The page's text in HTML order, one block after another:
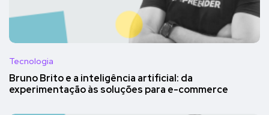
Tecnologia
Bruno Brito e a inteligência artificial: da
experimentação às soluções para e-commerce